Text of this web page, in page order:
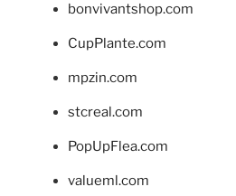
bonvivantshop.com
CupPlante.com
mpzin.com
stcreal.com
PopUpFlea.com
valueml.com